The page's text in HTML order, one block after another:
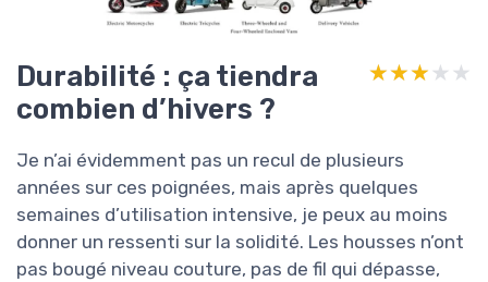
Durabilité : ça tiendra
combien d’hivers ?
★★★★★
★★★★★
Je n’ai évidemment pas un recul de plusieurs
années sur ces poignées, mais après quelques
semaines d’utilisation intensive, je peux au moins
donner un ressenti sur la solidité. Les housses n’ont
pas bougé niveau couture, pas de fil qui dépasse,